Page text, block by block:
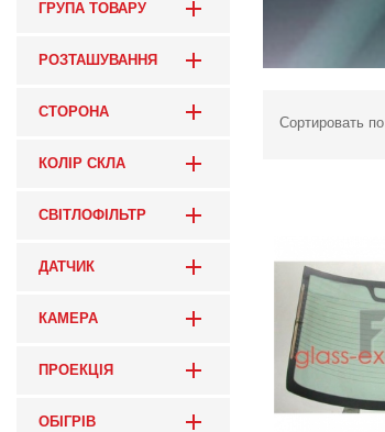
ГРУПА ТОВАРУ
РОЗТАШУВАННЯ
СТОРОНА
КОЛІР СКЛА
СВІТЛОФІЛЬТР
ДАТЧИК
КАМЕРА
ПРОЕКЦІЯ
ОБІГРІВ
Сортировать по